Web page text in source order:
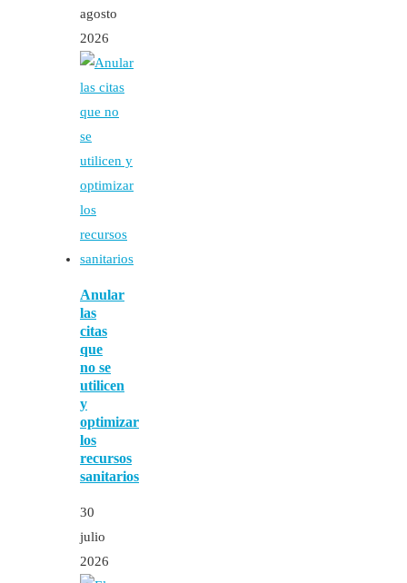
agosto
2026
Anular
las
citas
que
no se
utilicen
y
optimizar
los
recursos
sanitarios
30
julio
2026